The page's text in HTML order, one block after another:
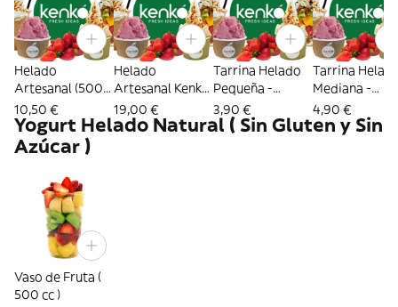
Helado
Artesanal (500
ml.) - Grasas -
Azúcar +
Proteínas +
10,50 €
Helado
Artesanal Kenkó
(1 lt.) - Grasas -
Azúcar +
19,00 €
Tarrina Helado
Pequeña -
Grasas - Azúcar
+ Proteínas +
3,90 €
Tarrina
Mediana -
Grasas - Azúcar
+ Proteínas +
4,90 €
Yogurt Helado Natural ( Sin Gluten y Sin
Azúcar )
Vaso de Fruta (
500 cc )